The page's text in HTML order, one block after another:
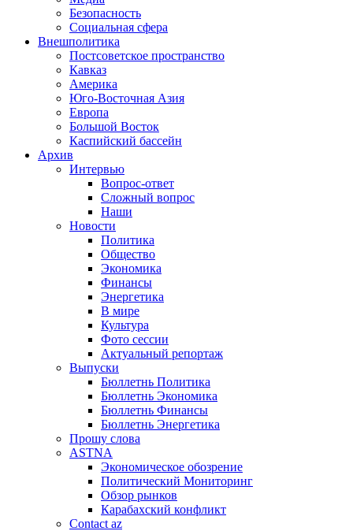
Безопасность
Социальная сфера
Внешполитика
Постсоветское пространство
Кавказ
Америка
Юго-Восточная Азия
Европа
Большой Восток
Каспийский бассейн
Архив
Интервью
Вопрос-ответ
Сложный вопрос
Наши
Новости
Политика
Общество
Экономика
Финансы
Энергетика
В мире
Культура
Фото сессии
Актуальный репортаж
Выпуски
Бюллетнь Политика
Бюллетнь Экономика
Бюллетнь Финансы
Бюллетнь Энергетика
Прошу слова
ASTNA
Экономическое обозрение
Политический Мониторинг
Обзор рынков
Карабахский конфликт
Contact az